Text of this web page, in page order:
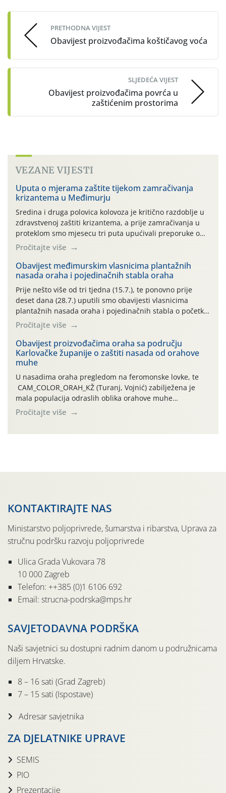
navigation
PRETHODNA VIJEST
Obavijest proizvođačima koštičavog voća
SLJEDEĆA VIJEST
Obavijest proizvođačima povrća u
zaštićenim prostorima
VEZANE VIJESTI
Uputa o mjerama zaštite tijekom zamračivanja
krizantema u Međimurju
Sredina i druga polovica kolovoza je kritično razdoblje u
zdravstvenoj zaštiti krizantema, a prije zamračivanja u
proteklom smo mjesecu tri puta upućivali preporuke o
preventivnim mjerama zaštite krizantema od najčešćih
uzročnika bolesti, štetnika i fito-fagnih grinja (23.7., 14.7.,
06.7.)! Na početku ovog mjeseca je zabilježeno je
povijesno i ekstremno vruće meteorološko razdoblje, uz
najviše temperature […]
Pročitajte više
Obavijest međimurskim vlasnicima plantažnih
nasada oraha i pojedinačnih stabla oraha
Prije nešto više od tri tjedna (15.7.), te ponovno prije
deset dana (28.7.) uputili smo obavijesti vlasnicima
plantažnih nasada oraha i pojedinačnih stabla o početku
leta i ovogodišnjoj potrebi usmjerenog suzbijanja
orahove muhe (Rhagoletis completa)! Već dvanaest dana
traje drugi ovogodišnji “toplinski udar”, koji naročito
izražen zadnja šest dana (31.7.-05.8.), jer najviše
temperature zraka svakodnevno […]
Pročitajte više
Obavijest proizvođačima oraha sa području
Karlovačke županije o zaštiti nasada od orahove
muhe
U nasadima oraha pregledom na feromonske lovke, te
CAM_COLOR_ORAH_KŽ (Turanj, Vojnić) zabilježena je
mala populacija odraslih oblika orahove muhe
(Rhagoletis completa). Niska brojnost može se objasniti
činjenicom da je riječ o mladim nasadima s vrlo malim
Pročitajte više
KONTAKTIRAJTE NAS
Ministarstvo poljoprivrede, šumarstva i ribarstva, Uprava za
stručnu podršku razvoju poljoprivrede
Ulica Grada Vukovara 78
10 000 Zagreb
Telefon: ++385 (0)1 6106 692
Email: strucna-podrska@mps.hr
SAVJETODAVNA PODRŠKA
Naši savjetnici su dostupni radnim danom u podružnicama
diljem Hrvatske.
8 – 16 sati (Grad Zagreb)
7 – 15 sati (Ispostave)
Adresar savjetnika
ZA DJELATNIKE UPRAVE
SEMIS
PIO
Prezentacije